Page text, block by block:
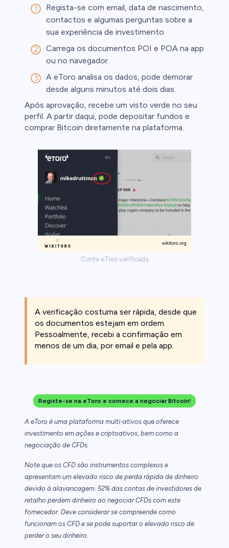
Regista-se com email, data de nascimento,
contactos e algumas perguntas sobre a
sua experiência de investimento.
Carrega os documentos POI e POA na app
ou no navegador.
A eToro analisa os dados, pode demorar
desde alguns minutos até dois dias.
Após aprovação, recebe um visto verde no seu
perfil. A partir daqui, pode depositar fundos e
comprar Bitcoin diretamente na plataforma.
Conta eToro verificada
A verificação costuma ser rápida, desde que
os documentos estejam em ordem.
Pessoalmente, recebi a confirmação em
menos de um dia, por email e pela app.
Registe-se na eToro e comece a negociar Bitcoin!
A eToro é uma plataforma multi-ativos que oferece
investimento em ações e criptoativos, bem como a
negociação de CFDs.
Note que os CFD são instrumentos complexos e
apresentam um elevado risco de perda rápida de dinheiro
devido à alavancagem. 52% das contas de investidores de
retalho perdem dinheiro ao negociar CFDs com este
fornecedor. Deve considerar se compreende como
funcionam os CFD e se pode suportar o elevado risco de
perder o seu dinheiro.